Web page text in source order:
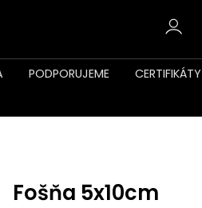
PODPORUJEME CERTIFIKÁTY
Fošňa 5x10cm